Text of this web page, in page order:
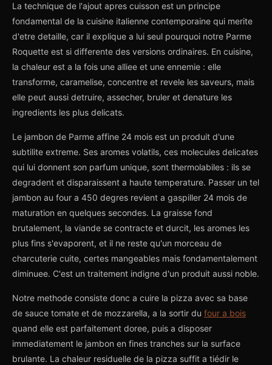
La technique de l'ajout apres cuisson est un principe
fondamental de la cuisine italienne contemporaine qui merite
d'etre detaille, car il explique a lui seul pourquoi notre Parme
Roquette est si differente des versions ordinaires. En cuisine,
la chaleur est a la fois une alliee et une ennemie : elle
transforme, caramelise, concentre et revele les saveurs, mais
elle peut aussi detruire, assecher, bruler et denature les
ingredients les plus delicats.
Le jambon de Parme affine 24 mois est un produit d'une
subtilite extreme. Ses aromes volatils, ces molecules delicates
qui lui donnent son parfum unique, sont thermolabiles : ils se
degradent et disparaissent a haute temperature. Passer un tel
jambon au four a 450 degres revient a gaspiller 24 mois de
maturation en quelques secondes. La graisse fond
brutalement, la viande se contracte et durcit, les aromes les
plus fins s'evaporent, et il ne reste qu'un morceau de
charcuterie cuite, certes mangeables mais fondamentalement
diminuee. C'est un traitement indigne d'un produit aussi noble.
Notre methode consiste donc a cuire la pizza avec sa base
de sauce tomate et de mozzarella, a la sortir du four a bois
quand elle est parfaitement doree, puis a disposer
immediatement le jambon en fines tranches sur la surface
brulante. La chaleur residuelle de la pizza suffit a tiédir le